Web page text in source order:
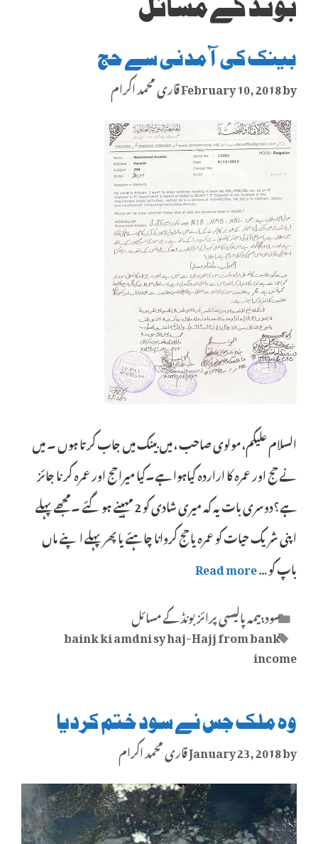
بینک کی آمدنی سے حج
February 10, 2018by قاری محمد اکرام
السلام علیکم، مولوی صاحب ، میں بینک میں جاب کرتا ہوں ۔ میں
نے حج اور عمرہ کا اراردہ کیاہوا ہے۔کیا میرا حج اور عمرہ کرنا جائز
ہے؟دوسری بات یہ کہ میری شادی کو 2 مہینے ہوگئے ۔مجھے پہلے
اپنی شریک حیات کو عمرہ یا حج کروانا چاہئے یا پھر پہلے اپنے ماں
باپ کو …Read more
Categories
سود،بیمہ پالیسی پرائز بونڈ کے مسائل
Tags
baink ki amdni sy haj-Hajj from bank
income
وہ ملک جس نے سود ختم کردیا
January 23, 2018by قاری محمد اکرام